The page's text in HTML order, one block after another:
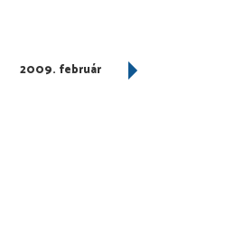
2009. február 2009. január